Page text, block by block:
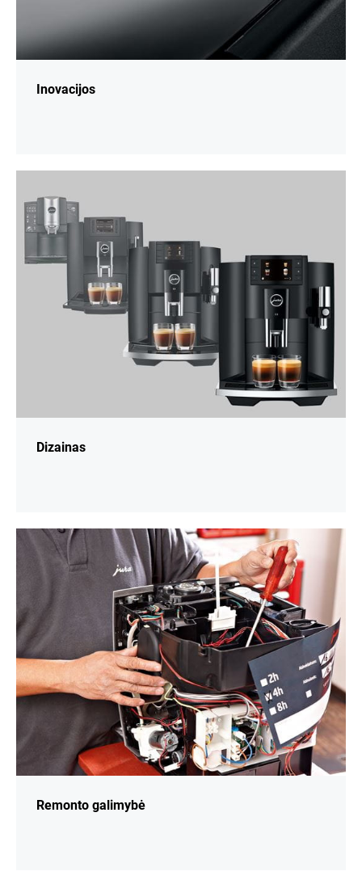
Inovacijos
Dizainas
informacijos
Remonto galimybė
daugiau
informacijos